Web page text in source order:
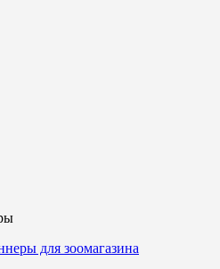
для зоомагазина